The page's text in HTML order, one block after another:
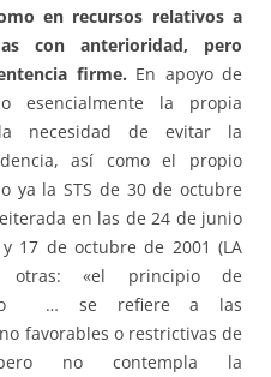
en recursos relativos a
con anterioridad, pero
firme. En apoyo de
esencialmente la propia
necesidad de evitar la
así como el propio
ya la STS de 30 de octubre
en las de 24 de junio
y 17 de octubre de 2001 (LA
otras: «el principio de
… se refiere a las
favorables o restrictivas de
no contempla la